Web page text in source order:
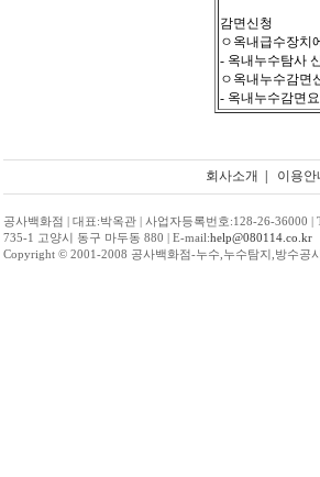
감면신청
ㅇ옥내급수장치
- 옥내누수탐사
ㅇ옥내누수감면
- 옥내누수감면
회사소개 이용안
공사백화점 | 대표:박옥관 | 사업자등록번호:128-26-36000
735-1 고양시 동구 마두동 880 | E-mail:help@080114.co.kr
Copyright © 2001-2008 공사백화점-누수,누수탐지,방수공